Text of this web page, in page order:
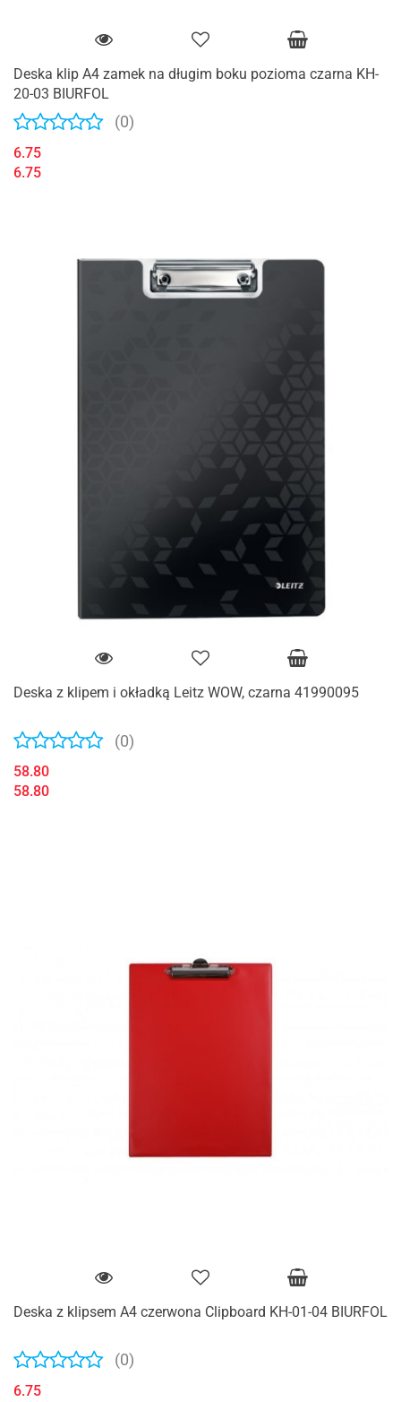
Deska klip A4 zamek na długim boku pozioma czarna KH-
20-03 BIURFOL
(0)
6.75
6.75
Deska z klipem i okładką Leitz WOW, czarna 41990095
(0)
58.80
58.80
Deska z klipsem A4 czerwona Clipboard KH-01-04 BIURFOL
(0)
6.75